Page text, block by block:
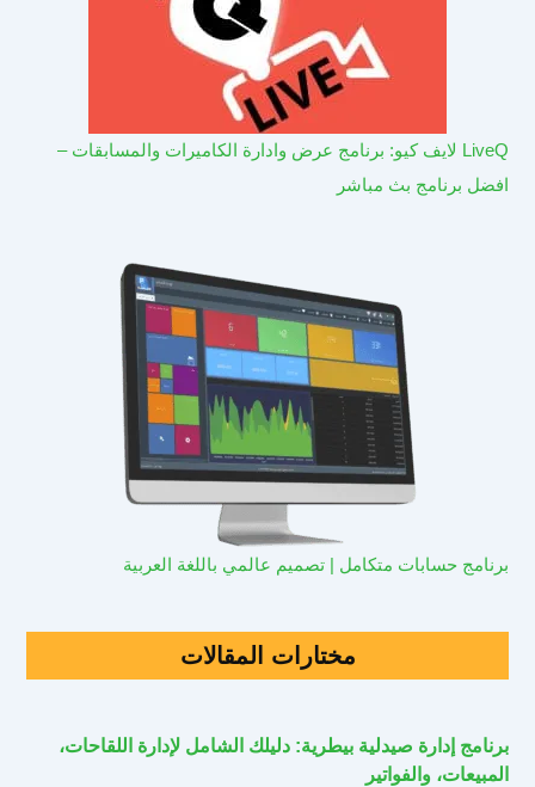
LiveQ لايف كيو: برنامج عرض وادارة الكاميرات والمسابقات –
افضل برنامج بث مباشر
برنامج حسابات متكامل | تصميم عالمي باللغة العربية
مختارات المقالات
برنامج إدارة صيدلية بيطرية: دليلك الشامل لإدارة اللقاحات،
المبيعات، والفواتير